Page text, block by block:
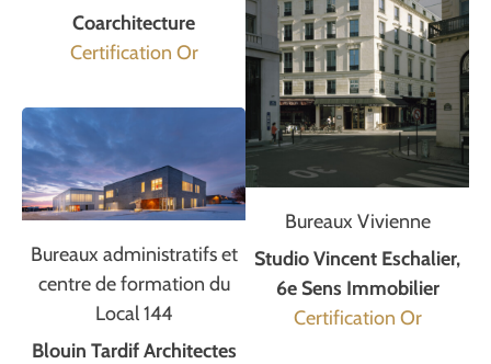
Coarchitecture
Certification Or
Bureaux administratifs et
centre de formation du
Local 144
Blouin Tardif Architectes
Bureaux Vivienne
Studio Vincent Eschalier,
6e Sens Immobilier
Certification Or